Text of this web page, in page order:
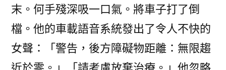
末。何手殘深吸一口氣。將車子打了倒
檔。他的車載語音系統發出了令人不快的
女聲：「警告，後方障礙物距離：無限趨